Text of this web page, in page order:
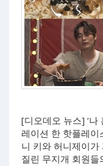
[디오데오 뉴스] ‘나
레이션 한 핫플레이
니 키와 허니제이
질린 무지개 회원